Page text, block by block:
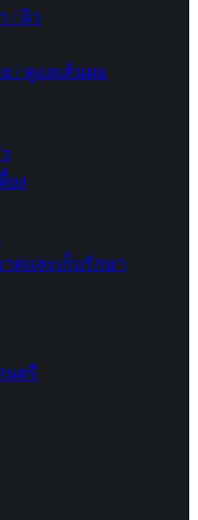
/ ผิว
/ ดูแลเส้นผม
ยง
ดและเก็บรักษา
นตรี